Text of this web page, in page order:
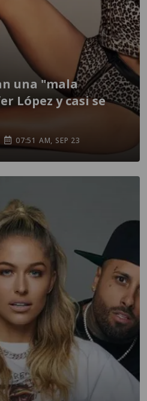
una "mala
López y casi se
07:51 AM, SEP 23